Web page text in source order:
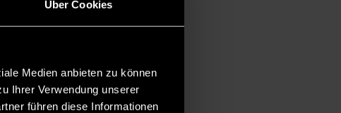
Über Cookies
Medien anbieten zu können
Ihrer Verwendung unserer
führen diese Informationen